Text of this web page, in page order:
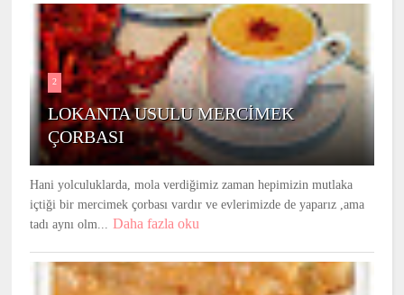
2
LOKANTA USULU MERCİMEK
ÇORBASI
Hani yolculuklarda, mola verdiğimiz zaman hepimizin mutlaka
içtiği bir mercimek çorbası vardır ve evlerimizde de yaparız ,ama
tadı aynı olm...
Daha fazla oku